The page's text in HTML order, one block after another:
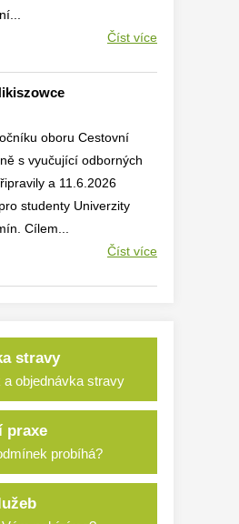
Číst více
oboru Cestovní
s vyučující odborných
a 11.6.2026
studenty Univerzity
Cílem...
Číst více
stravy
objednávka stravy
praxe
probíhá?